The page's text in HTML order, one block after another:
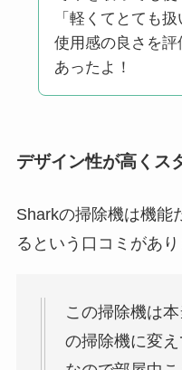
「軽くてとても扱
使用感の良さを
あったよ！
デザイン性が高くス
Sharkの掃除機は機能
るという口コミがあり
この掃除機は
の掃除機に変